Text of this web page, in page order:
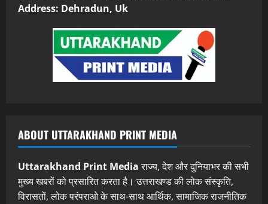
Address: Dehradun, Uk
ABOUT UTTARAKHAND PRINT MEDIA
Uttarakhand Print Mediaराज्य, देश और दुनियाभर की सभी
मुख्य खबरों को प्रसारित करता है। उत्तराखण्ड की लोक संस्कृति,
विरासतों, लोक परंपराओ के साथ-साथ आर्थिक, सामाजिक राजनीतिक